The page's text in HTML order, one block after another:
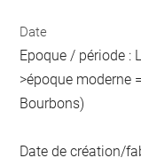
Date
Epoque / période :
>époque moderne
Bourbons)
Date de création/